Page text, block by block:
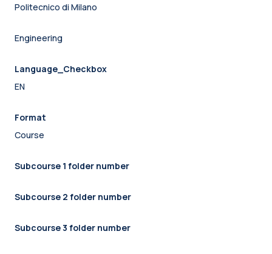
Politecnico di Milano
Engineering
Language_Checkbox
EN
Format
Course
Subcourse 1 folder number
Subcourse 2 folder number
Subcourse 3 folder number